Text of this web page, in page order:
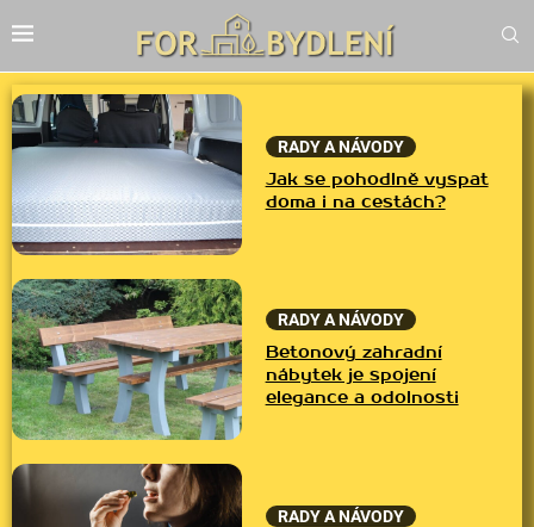
RADY A NÁVODY
Jak se pohodlně vyspat
doma i na cestách?
RADY A NÁVODY
Betonový zahradní
nábytek je spojení
elegance a odolnosti
RADY A NÁVODY